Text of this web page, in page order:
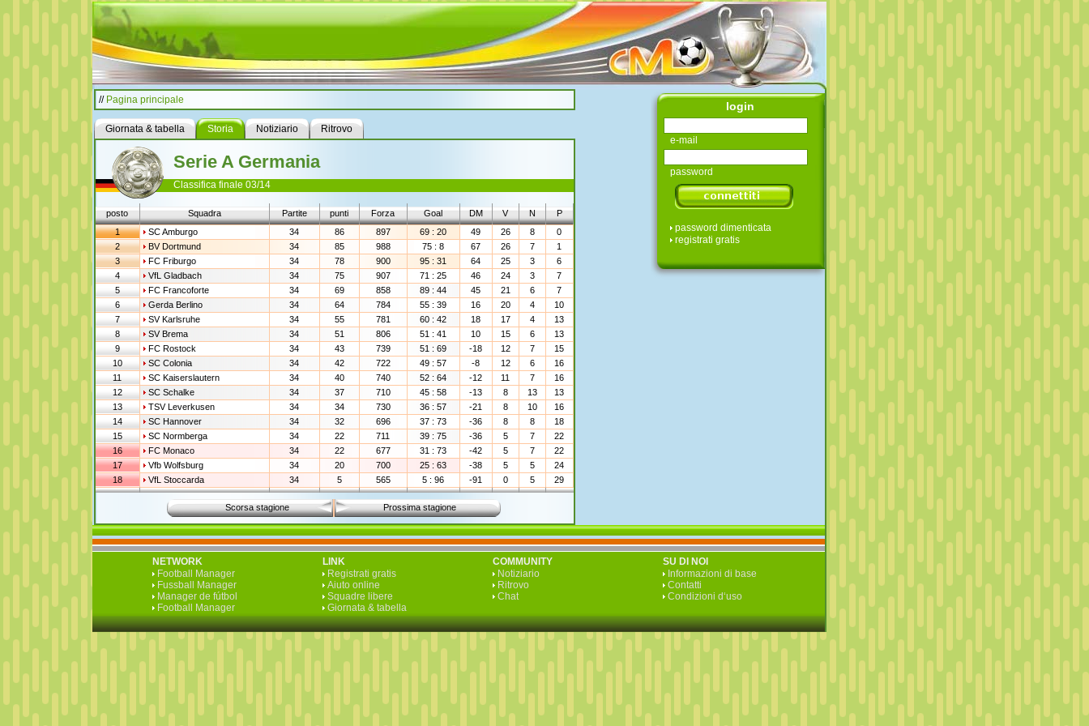
// Pagina principale
Giornata & tabella Storia Notiziario Ritrovo
Serie A Germania
Classifica finale 03/14
posto Squadra Partite punti Forza Goal DM V N
P
1
SC Amburgo 34 86 897 69 : 20 49 26 8
0
2
BV Dortmund 34 85 988 75 : 8 67 26 7
1
3
FC Friburgo 34 78 900 95 : 31 64 25 3
6
4
VfL Gladbach 34 75 907 71 : 25 46 24 3
7
5
FC Francoforte 34 69 858 89 : 44 45 21 6
7
6
Gerda Berlino 34 64 784 55 : 39 16 20 4
10
7
SV Karlsruhe 34 55 781 60 : 42 18 17 4
13
8
SV Brema 34 51 806 51 : 41 10 15 6
13
9
FC Rostock 34 43 739 51 : 69 -18 12 7
15
10
SC Colonia 34 42 722 49 : 57 -8 12 6
16
11
SC Kaiserslautern 34 40 740 52 : 64 -12 11 7
16
12
SC Schalke 34 37 710 45 : 58 -13 8 13
13
13
TSV Leverkusen 34 34 730 36 : 57 -21 8 10
16
14
SC Hannover 34 32 696 37 : 73 -36 8 8
18
15
SC Normberga 34 22 711 39 : 75 -36 5 7
22
16
FC Monaco 34 22 677 31 : 73 -42 5 7
22
17
Vfb Wolfsburg 34 20 700 25 : 63 -38 5 5
24
18
VfL Stoccarda 34 5 565 5 : 96 -91 0 5 29
Scorsa stagione Prossima stagione
login
e-mail
password
password dimenticata
registrati gratis
NETWORK
Football Manager
Fussball Manager
Manager de fútbol
Football Manager
LINK
Registrati gratis
Aiuto online
Squadre libere
Giornata & tabella
COMMUNITY
Notiziario
Ritrovo
Chat
SU DI NOI
Informazioni di base
Contatti
Condizioni d‘uso